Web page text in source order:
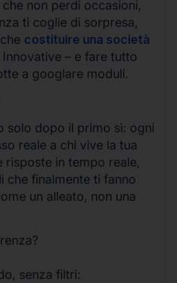
non perdi occasioni,
ti coglie di sorpresa,
costituire una società
– e fare tutto
a googlare moduli.
solo dopo il primo sì: ogni
reale a chi vive la tua
risposte in tempo reale,
che finalmente ti fanno
un alleato, non una
senza filtri: